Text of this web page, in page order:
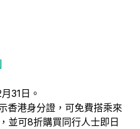
31日。
香港身分證，可免費搭乘來
並可8折購買同行人士即日